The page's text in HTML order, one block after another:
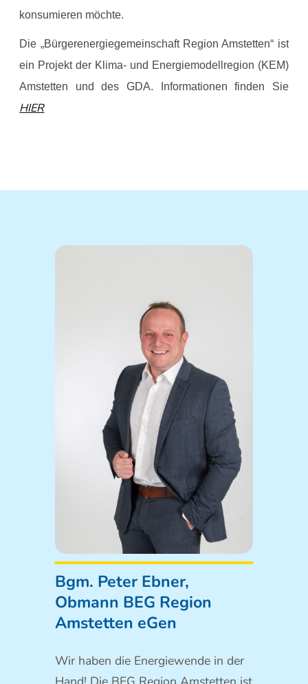
konsumieren möchte.
Die „Bürgerenergiegemeinschaft Region Amstetten“ ist
ein Projekt der Klima- und Energiemodellregion (KEM)
Amstetten und des GDA. Informationen finden Sie
HIER
Bgm. Peter Ebner,
Obmann BEG Region
Amstetten eGen
Wir haben die Energiewende in der